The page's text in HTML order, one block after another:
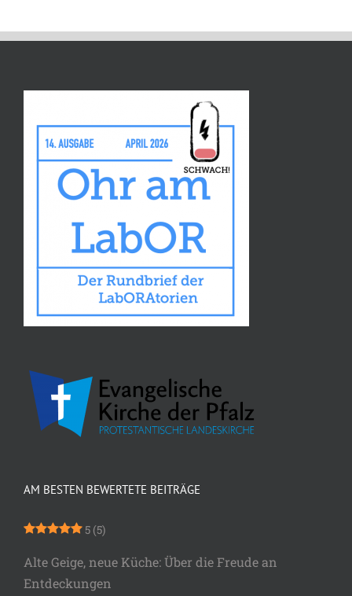
AM BESTEN BEWERTETE BEITRÄGE
5 (5)
Alte Geige, neue Küche: Über die Freude an
Entdeckungen